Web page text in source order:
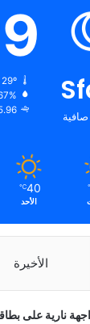
29º - 29º
5.96 كيلومتر/
40
℃
الأحد
الأخيرة
نارية على بطاقة